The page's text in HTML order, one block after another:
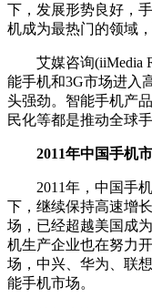
下，发展形势良好，
机成为最热门的领域
艾媒咨询(iiMedia
能手机和3G市场进入
头强劲。智能手机产
民化等都是推动全球
2011年中国手机市
2011年，中国手机
下，继续保持高速增
场，已经超越美国成
机生产企业也在努力
场，中兴、华为、联
能手机市场。